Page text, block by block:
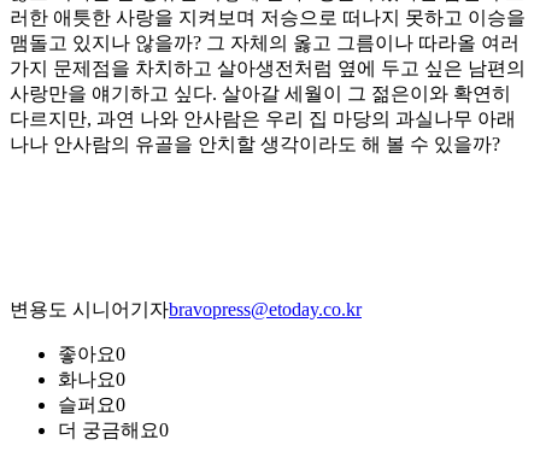
러한 애틋한 사랑을 지켜보며 저승으로 떠나지 못하고 이승을
맴돌고 있지나 않을까? 그 자체의 옳고 그름이나 따라올 여러
가지 문제점을 차치하고 살아생전처럼 옆에 두고 싶은 남편의
사랑만을 얘기하고 싶다. 살아갈 세월이 그 젊은이와 확연히
다르지만, 과연 나와 안사람은 우리 집 마당의 과실나무 아래
나나 안사람의 유골을 안치할 생각이라도 해 볼 수 있을까?
변용도 시니어기자bravopress@etoday.co.kr
좋아요0
화나요0
슬퍼요0
더 궁금해요0